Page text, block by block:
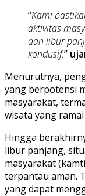
“Kami
aktivitas
dan libur
kondusif,”
Menurutnya,
yang berpotensi
masyarakat,
wisata yang
Hingga
libur panjang,
masyarakat
terpantau aman.
yang dapat